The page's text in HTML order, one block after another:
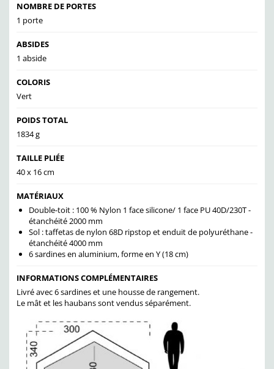
NOMBRE DE PORTES
1 porte
ABSIDES
1 abside
COLORIS
Vert
POIDS TOTAL
1834 g
TAILLE PLIÉE
40 x 16 cm
MATÉRIAUX
Double-toit : 100 % Nylon 1 face silicone/ 1 face PU 40D/230T -
étanchéité 2000 mm
Sol : taffetas de nylon 68D ripstop et enduit de polyuréthane -
étanchéité 4000 mm
6 sardines en aluminium, forme en Y (18 cm)
INFORMATIONS COMPLÉMENTAIRES
Livré avec 6 sardines et une housse de rangement.
Le mât et les haubans sont vendus séparément.